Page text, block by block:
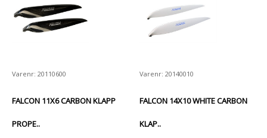
Varenr: 20110600
FALCON 11X6 CARBON KLAPP
PROPE..
Varenr: 20140010
FALCON 14X10 WHITE CARBON
KLAP..